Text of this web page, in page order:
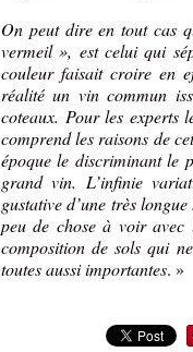
On peut dire en tout cas
vermeil », est celui qui
couleur faisait croire en
réalité un vin commun
coteaux. Pour les experts
comprend les raisons de
époque le discriminant le
grand vin. L’infinie
gustative d’une très
peu de chose à voir avec
composition de sols qui
toutes aussi importantes. »